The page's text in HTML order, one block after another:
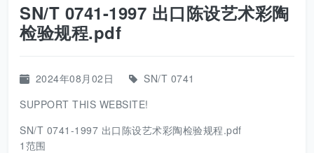
SN/T 0741-1997 出口陈设艺术彩陶
检验规程.pdf
2024年08月02日
SN/T 0741
SUPPORT THIS WEBSITE!
SN/T 0741-1997 出口陈设艺术彩陶检验规程.pdf
1范围